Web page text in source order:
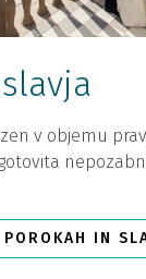
v objemu
IN